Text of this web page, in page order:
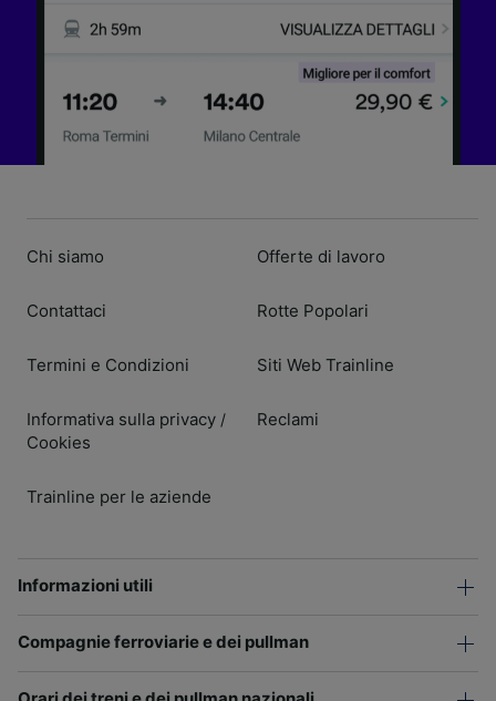
Chi siamo
Contattaci
Termini e Condizioni
Informativa sulla privacy /
Cookies
Trainline per le aziende
Offerte di lavoro
Rotte Popolari
Siti Web Trainline
Reclami
Informazioni utili
Compagnie ferroviarie e dei pullman